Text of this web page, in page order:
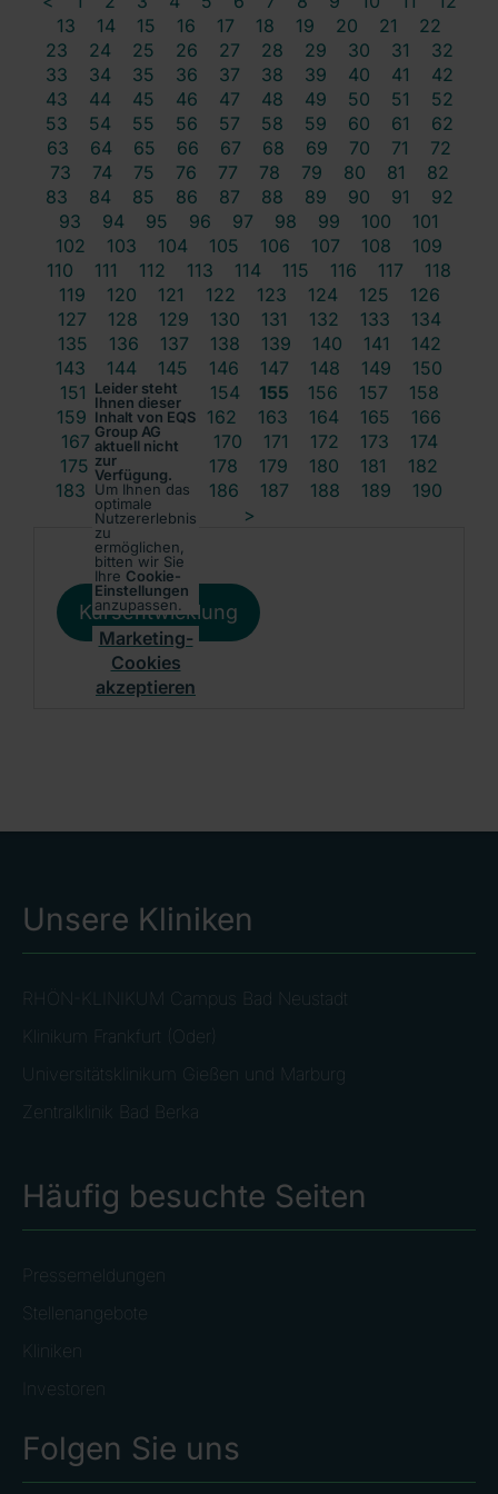
13
14 15 16 17 18 19 20 21
22
23
24 25 26 27 28 29 30 31
32
33
34 35 36 37 38 39 40 41
42
43
44 45 46 47 48 49 50 51
52
53
54 55 56 57 58 59 60 61
62
63
64 65 66 67 68 69 70 71
72
73
74 75 76 77 78 79 80 81
82
83
84 85 86 87 88 89 90 91
92
93
94 95 96 97 98 99 100
101
102
103 104 105 106 107 108
109
110
111 112 113 114 115 116 117
118
119
120 121 122 123 124 125
126
127
128 129 130 131 132 133
134
135
136 137 138 139 140 141
142
143
144 145 146 147 148 149
150
151
152 153 154 155 156 157
158
159
160 161 162 163 164 165
166
167
168 169 170 171 172 173
174
175
176 178 179 180 181
182
183
184 185 186 187 188 189
190
>
Leider steht
Ihnen dieser
Inhalt von EQS
Group AG
aktuell nicht
zur
Verfügung.
Um Ihnen das
optimale
Nutzererlebnis
zu
ermöglichen,
bitten wir Sie
Ihre Cookie-
Einstellungen
anzupassen.
Marketing-
Cookies
akzeptieren
Kursentwicklung
Unsere Kliniken
RHÖN-KLINIKUM Campus Bad Neustadt
Klinikum Frankfurt (Oder)
Universitätsklinikum Gießen und Marburg
Zentralklinik Bad Berka
Häufig besuchte Seiten
Pressemeldungen
Stellenangebote
Kliniken
Investoren
Folgen Sie uns